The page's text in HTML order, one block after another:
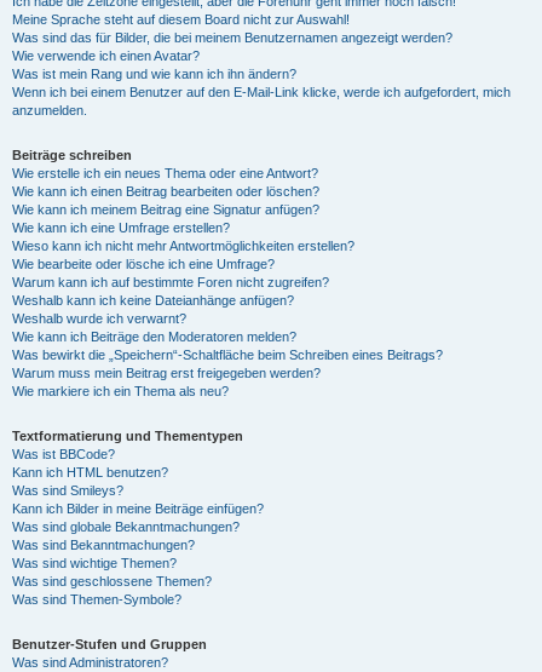
Meine Sprache steht auf diesem Board nicht zur Auswahl!
Was sind das für Bilder, die bei meinem Benutzernamen angezeigt werden?
Wie verwende ich einen Avatar?
Was ist mein Rang und wie kann ich ihn ändern?
Wenn ich bei einem Benutzer auf den E-Mail-Link klicke, werde ich aufgefordert, mich
anzumelden.
Beiträge schreiben
Wie erstelle ich ein neues Thema oder eine Antwort?
Wie kann ich einen Beitrag bearbeiten oder löschen?
Wie kann ich meinem Beitrag eine Signatur anfügen?
Wie kann ich eine Umfrage erstellen?
Wieso kann ich nicht mehr Antwortmöglichkeiten erstellen?
Wie bearbeite oder lösche ich eine Umfrage?
Warum kann ich auf bestimmte Foren nicht zugreifen?
Weshalb kann ich keine Dateianhänge anfügen?
Weshalb wurde ich verwarnt?
Wie kann ich Beiträge den Moderatoren melden?
Was bewirkt die „Speichern“-Schaltfläche beim Schreiben eines Beitrags?
Warum muss mein Beitrag erst freigegeben werden?
Wie markiere ich ein Thema als neu?
Textformatierung und Thementypen
Was ist BBCode?
Kann ich HTML benutzen?
Was sind Smileys?
Kann ich Bilder in meine Beiträge einfügen?
Was sind globale Bekanntmachungen?
Was sind Bekanntmachungen?
Was sind wichtige Themen?
Was sind geschlossene Themen?
Was sind Themen-Symbole?
Benutzer-Stufen und Gruppen
Was sind Administratoren?